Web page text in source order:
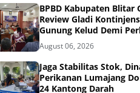
BPBD Kabupaten Blitar
Review Gladi
Gunung Kelud Demi
Mitigasi Bencana
August 06, 2026
Jaga Stabilitas Stok,
Perikanan Lumajang
24 Kantong Darah